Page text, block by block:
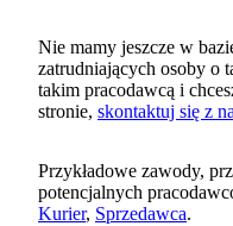
Nie mamy jeszcze w
zatrudniających osoby o
takim pracodawcą i
stronie, skontaktuj się z
Przykładowe zawody,
potencjalnych
Kurier, Sprzedawca.